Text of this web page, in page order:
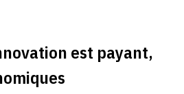
est payant,